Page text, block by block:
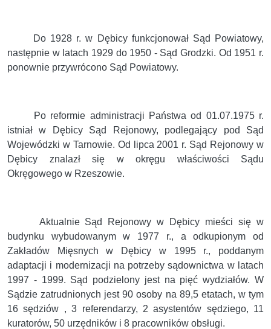
Do 1928 r. w Dębicy funkcjonował Sąd Powiatowy,
następnie w latach 1929 do 1950 - Sąd Grodzki. Od 1951 r.
ponownie przywrócono Sąd Powiatowy.
Po reformie administracji Państwa od 01.07.1975 r.
istniał w Dębicy Sąd Rejonowy, podlegający pod Sąd
Wojewódzki w Tarnowie. Od lipca 2001 r. Sąd Rejonowy w
Dębicy znalazł się w okręgu właściwości Sądu
Okręgowego w Rzeszowie.
Aktualnie Sąd Rejonowy w Dębicy mieści się w
budynku wybudowanym w 1977 r., a odkupionym od
Zakładów Mięsnych w Dębicy w 1995 r., poddanym
adaptacji i modernizacji na potrzeby sądownictwa w latach
1997 - 1999. Sąd podzielony jest na pięć wydziałów. W
Sądzie zatrudnionych jest 90 osoby na 89,5 etatach, w tym
16 sędziów , 3 referendarzy, 2 asystentów sędziego, 11
kuratorów, 50 urzędników i 8 pracowników obsługi.